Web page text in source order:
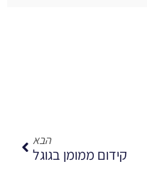
הבא
קידום ממומן בגוגל